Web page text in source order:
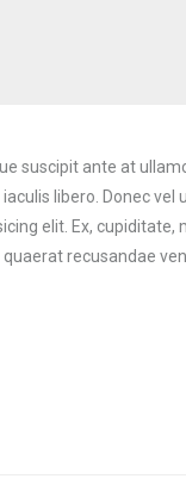
suscipit ante at
libero. Donec
elit. Ex,
recusandae